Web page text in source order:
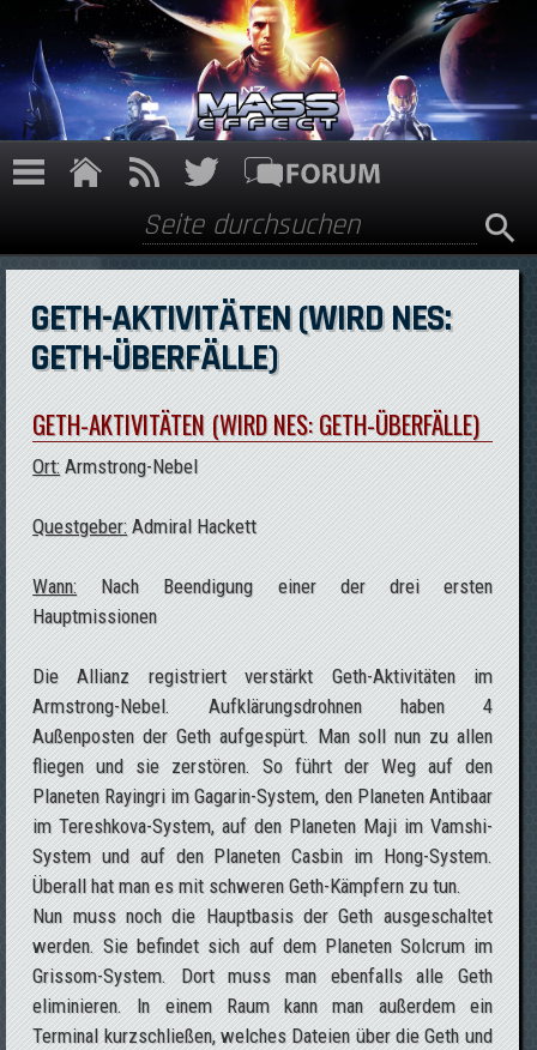
Direkt zum Inhalt
Suchformular
Suche
GETH-AKTIVITÄTEN (WIRD NES:
GETH-ÜBERFÄLLE)
GETH-AKTIVITÄTEN (WIRD NES: GETH-ÜBERFÄLLE)
Ort:Armstrong-Nebel
Questgeber:Admiral Hackett
Wann:Nach Beendigung einer der drei ersten
Hauptmissionen
Die Allianz registriert verstärkt Geth-Aktivitäten im
Armstrong-Nebel. Aufklärungsdrohnen haben 4
Außenposten der Geth aufgespürt. Man soll nun zu allen
fliegen und sie zerstören. So führt der Weg auf den
Planeten Rayingri im Gagarin-System, den Planeten Antibaar
im Tereshkova-System, auf den Planeten Maji im Vamshi-
System und auf den Planeten Casbin im Hong-System.
Überall hat man es mit schweren Geth-Kämpfern zu tun.
Nun muss noch die Hauptbasis der Geth ausgeschaltet
werden. Sie befindet sich auf dem Planeten Solcrum im
Grissom-System. Dort muss man ebenfalls alle Geth
eliminieren. In einem Raum kann man außerdem ein
Terminal kurzschließen, welches Dateien über die Geth und